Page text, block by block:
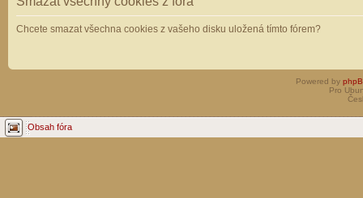
Chcete smazat všechna cookies z vašeho disku uložená tímto fórem?
Powered by
Pro
Obsah fóra